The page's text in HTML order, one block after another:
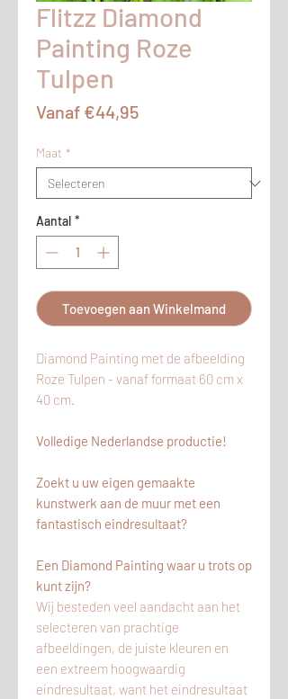
Flitzz Diamond
Painting Roze
Tulpen
Vanaf €44,95Verkoopprijs
Maat *
Aantal *
Toevoegen aan Winkelmand
Diamond Painting met de afbeelding
Roze Tulpen - vanaf formaat 60 cm x
40 cm.
Volledige Nederlandse productie!
Zoekt u uw eigen gemaakte
kunstwerk aan de muur met een
fantastisch eindresultaat?
Een Diamond Painting waar u trots op
kunt zijn?
Wij besteden veel aandacht aan het
selecteren van prachtige
afbeeldingen, de juiste kleuren en
een extreem hoogwaardig
eindresultaat, want het eindresultaat